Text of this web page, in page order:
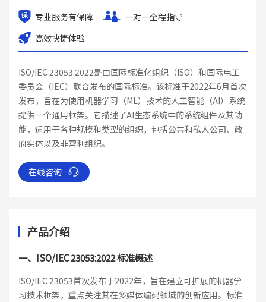
专业服务有保障
一对一全程指导
高效快捷体验
ISO/IEC 23053:2022是由国际标准化组织（ISO）和国际电工
委员会（IEC）联合发布的国际标准。该标准于2022年6月首次
发布，旨在为使用机器学习（ML）技术的人工智能（AI）系统
提供一个通用框架。它描述了AI生态系统中的系统组件及其功
能，适用于各种规模和类型的组织，包括公共和私人公司、政
府实体以及非营利组织。
在线咨询
产品介绍
一、ISO/IEC 23053:2022 标准概述
ISO/IEC 23053首次发布于2022年，旨在建立可扩展的机器学
习技术框架，重点关注其在多媒体编码领域的创新应用。标准